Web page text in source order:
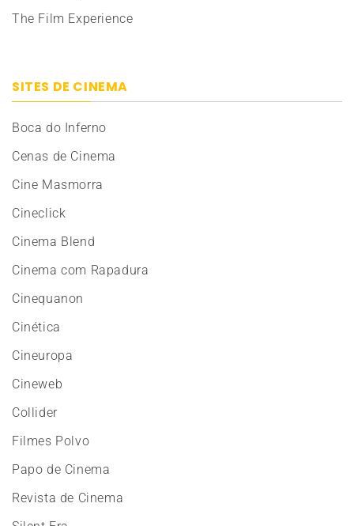
The Film Experience
SITES DE CINEMA
Boca do Inferno
Cenas de Cinema
Cine Masmorra
Cineclick
Cinema Blend
Cinema com Rapadura
Cinequanon
Cinética
Cineuropa
Cineweb
Collider
Filmes Polvo
Papo de Cinema
Revista de Cinema